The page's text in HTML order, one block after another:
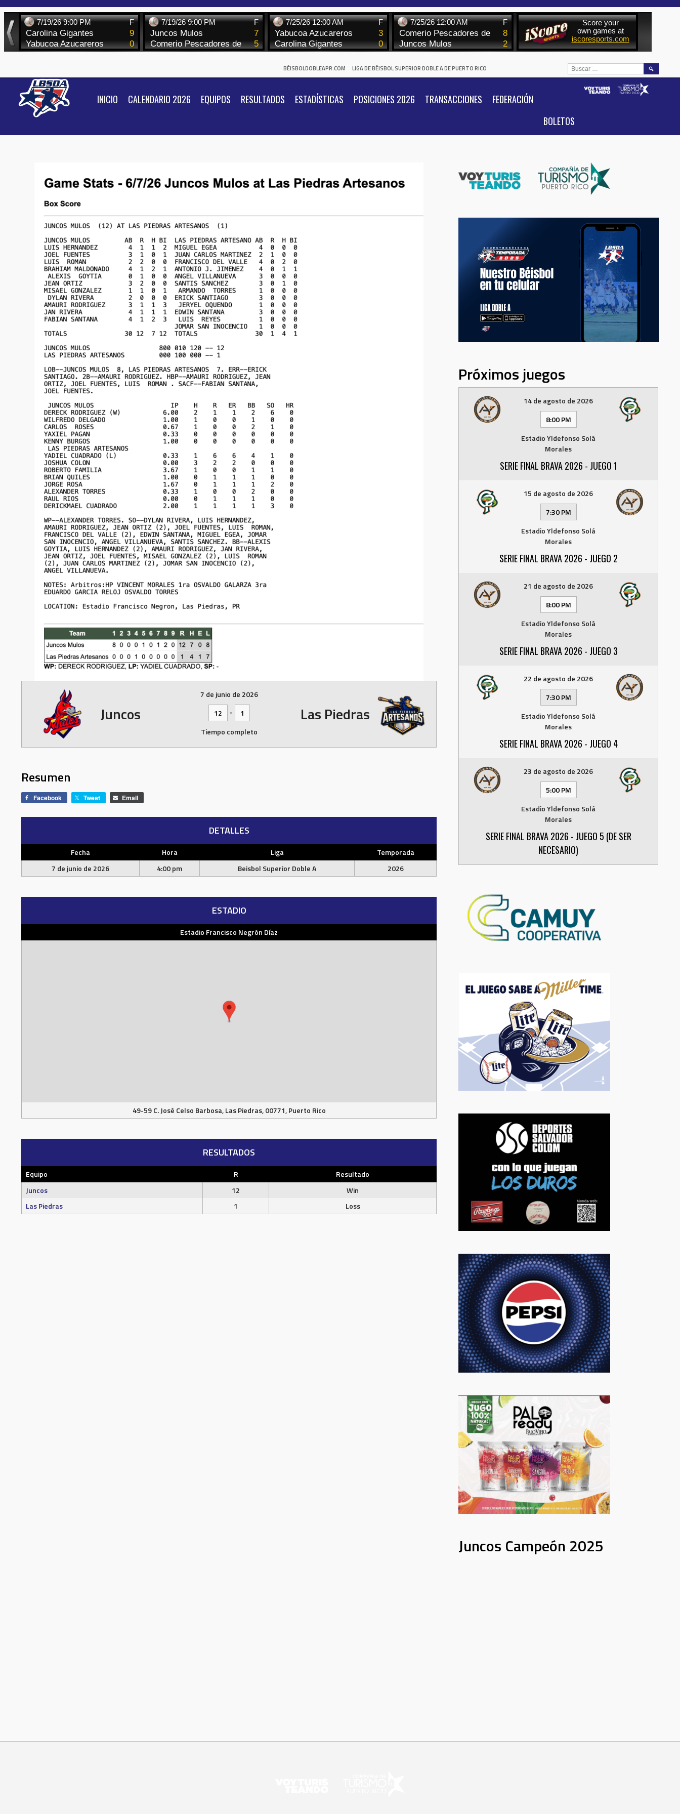
Skip
to
content
BÉISBOLDOBLEAPR.COM LIGA DE BÉISBOL SUPERIOR DOBLE A DE PUERTO RICO
INICIO CALENDARIO 2026 EQUIPOS RESULTADOS ESTADÍSTICAS POSICIONES 2026 TRANSACCIONES
FEDERACIÓN
BOLETOS
BUSCAR:
Juncos Las Piedras
7 de junio de 2026
12
-
1
Tiempo completo
Resumen
Facebook Tweet Email
DETALLES
Fecha Hora Liga
Temporada
7 de junio de 2026
4:00 pm Beisbol Superior Doble A 2026
ESTADIO
Estadio Francisco Negrón Díaz
49-59 C. José Celso Barbosa, Las Piedras, 00771, Puerto Rico
RESULTADOS
Equipo R
Resultado
Juncos
12
Win
Las Piedras
1 Loss
Próximos juegos
14 de agosto de 2026
8:00 PM
Estadio Yldefonso Solá
Morales
SERIE FINAL BRAVA 2026 - JUEGO 1
15 de agosto de 2026
7:30 PM
Estadio Yldefonso Solá
Morales
SERIE FINAL BRAVA 2026 - JUEGO 2
21 de agosto de 2026
8:00 PM
Estadio Yldefonso Solá
Morales
SERIE FINAL BRAVA 2026 - JUEGO 3
22 de agosto de 2026
7:30 PM
Estadio Yldefonso Solá
Morales
SERIE FINAL BRAVA 2026 - JUEGO 4
23 de agosto de 2026
5:00 PM
Estadio Yldefonso Solá
Morales
SERIE FINAL BRAVA 2026 - JUEGO 5 (DE SER
NECESARIO)
Juncos Campeón 2025